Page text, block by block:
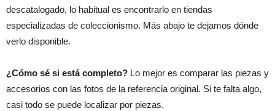
descatalogado, lo habitual es encontrarlo en tiendas
especializadas de coleccionismo. Más abajo te dejamos dónde
verlo disponible.
¿Cómo sé si está completo? Lo mejor es comparar las piezas y
accesorios con las fotos de la referencia original. Si te falta algo,
casi todo se puede localizar por piezas.